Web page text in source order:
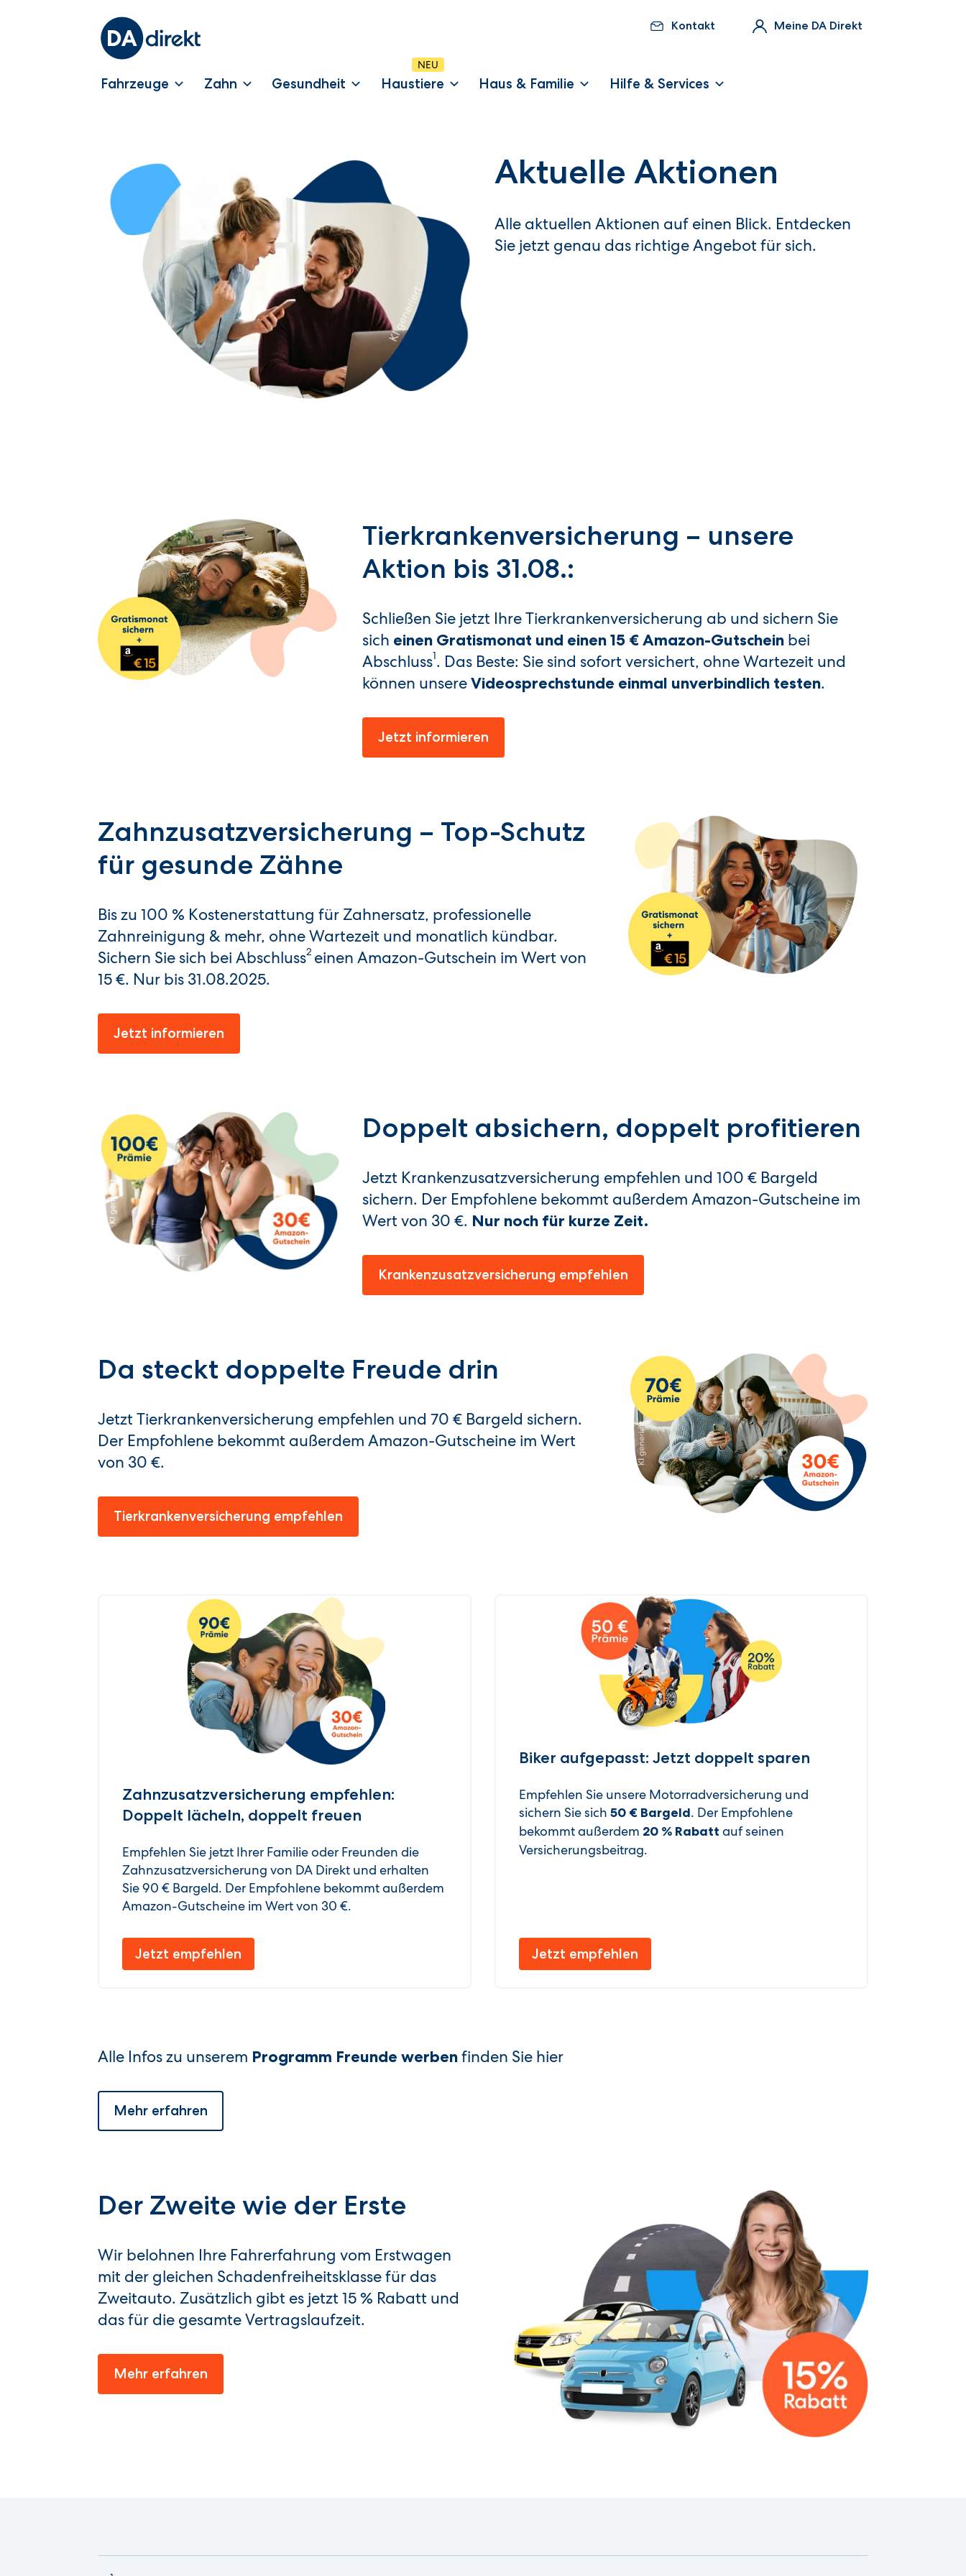
Kontakt Meine DA Direkt
Fahrzeuge Zahn Gesundheit Haustiere Haus & Familie Hilfe & Services
Aktuelle Aktionen
Alle aktuellen Aktionen auf einen Blick. Entdecken
Sie jetzt genau das richtige Angebot für sich.
Tierkrankenversicherung – unsere
Aktion bis 31.08.:
Schließen Sie jetzt Ihre Tierkrankenversicherung ab und sichern Sie
sich einen Gratismonat und einen 15 € Amazon-Gutschein bei
Abschluss1. Das Beste: Sie sind sofort versichert, ohne Wartezeit und
können unsereVideosprechstunde einmal unverbindlich testen.
Jetzt informieren
Zahnzusatzversicherung – Top-Schutz
für gesunde Zähne
Bis zu 100 % Kostenerstattung für Zahnersatz, professionelle
Zahnreinigung & mehr, ohne Wartezeit und monatlich kündbar.
Sichern Sie sich bei Abschluss2 einen Amazon-Gutschein im Wert von
15 €. Nur bis 31.08.2025.
Jetzt informieren
Doppelt absichern, doppelt profitieren
Jetzt Krankenzusatzversicherung empfehlen und 100 € Bargeld
sichern. Der Empfohlene bekommt außerdem Amazon-Gutscheine im
Wert von 30 €. Nur noch für kurze Zeit.
Krankenzusatzversicherung empfehlen
Da steckt doppelte Freude drin
Jetzt Tierkrankenversicherung empfehlen und 70 € Bargeld sichern.
Der Empfohlene bekommt außerdem Amazon-Gutscheine im Wert
von 30 €.
Tierkrankenversicherung empfehlen
Zahnzusatzversicherung empfehlen:
Doppelt lächeln, doppelt freuen
Empfehlen Sie jetzt Ihrer Familie oder Freunden die
Zahnzusatzversicherung von DA Direkt und erhalten
Sie 90 € Bargeld. Der Empfohlene bekommt außerdem
Amazon-Gutscheine im Wert von 30 €.
Jetzt empfehlen
Biker aufgepasst: Jetzt doppelt sparen
Empfehlen Sie unsere Motorradversicherung und
sichern Sie sich 50 € Bargeld. Der Empfohlene
bekommt außerdem 20 % Rabatt auf seinen
Versicherungsbeitrag.
Jetzt empfehlen
Alle Infos zu unserem Programm Freunde werbenfinden Sie hier
Mehr erfahren
Der Zweite wie der Erste
Wir belohnen Ihre Fahrerfahrung vom Erstwagen
mit der gleichen Schadenfreiheitsklasse für das
Zweitauto. Zusätzlich gibt es jetzt 15 % Rabatt und
das für die gesamte Vertragslaufzeit.
Mehr erfahren